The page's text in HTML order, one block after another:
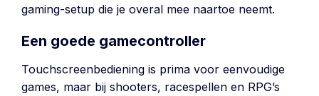
gaming-setup die je overal mee naartoe neemt.
Een goede gamecontroller
Touchscreenbediening is prima voor eenvoudige
games, maar bij shooters, racespellen en RPG’s